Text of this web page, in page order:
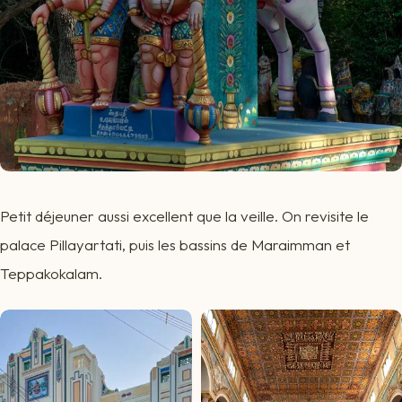
Petit déjeuner aussi excellent que la veille. On revisite le
palace Pillayartati, puis les bassins de Maraimman et
Teppakokalam.